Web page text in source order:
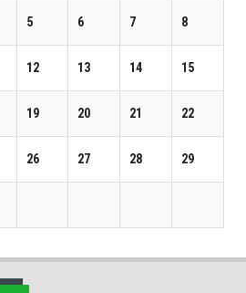
5 6 7 8
12 13 14 15
19 20 21 22
26 27 28 29